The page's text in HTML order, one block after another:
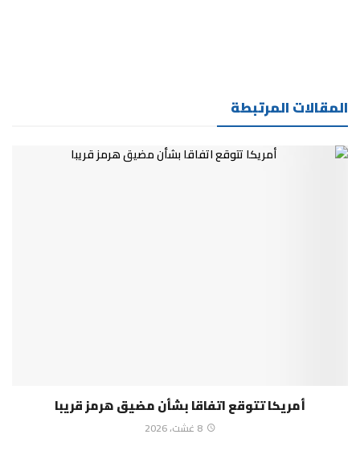
المقالات المرتبطة
أمريكا تتوقع اتفاقا بشأن مضيق هرمز قريبا
8 غشت، 2026